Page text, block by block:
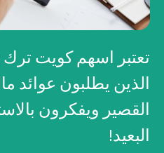
صناديق الاستثمار
شركات
بطاقة بزنس بلاس
المزايا الضريبية
تعتبر اسهم كويت ترك
الذين يطلبون عوائد
القصير ويفكرون
البعيد!